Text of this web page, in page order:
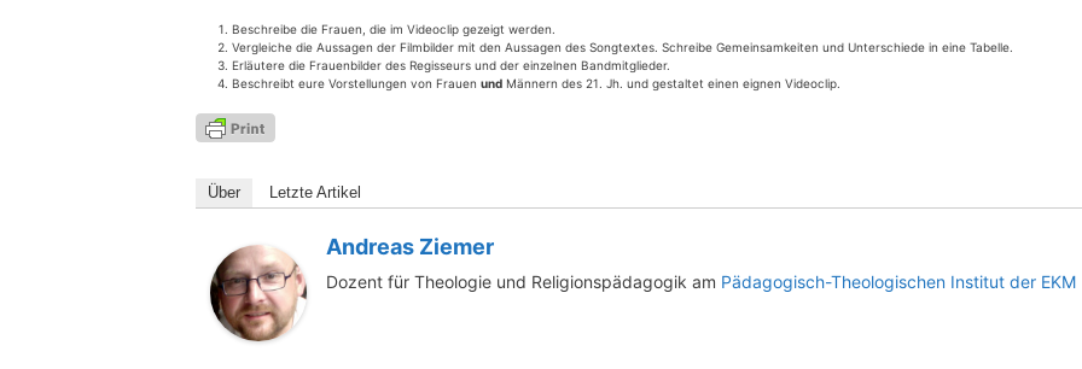
Beschrei­be die Frau­en, die im Video­clip gezeigt werden.
Ver­glei­che die Aus­sa­gen der Film­bil­der mit den Aus­sa­gen des Song­tex­tes. Schrei­be Gemein­sam­kei­ten und Unter­schie­de in eine Tabelle.
Erläu­te­re die Frau­en­bil­der des Regis­seurs und der ein­zel­nen Bandmitglieder.
Beschreibt eure Vor­stel­lun­gen von Frau­en und Män­nern des 21. Jh. und gestal­tet einen eig­nen Videoclip.
Über Letz­te Artikel
Andreas Ziemer
Dozent für Theologie und Religionspädagogik am Pädagogisch-Theologischen Institut der EKM